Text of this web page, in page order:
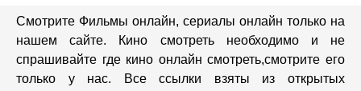
Смотрите Фильмы онлайн, сериалы онлайн только на
нашем сайте. Кино смотреть необходимо и не
спрашивайте где кино онлайн смотреть,cмотрите его
только у нас. Все ссылки взяты из открытых